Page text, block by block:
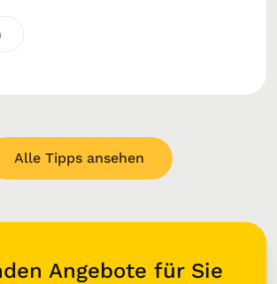
Alle Tipps ansehen
Angebote für Sie